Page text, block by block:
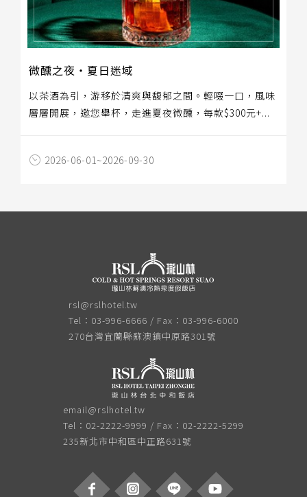
微醺之夜‧夏日迷域
以茶酒為引，游移於清爽與馥郁之間。輕啜一口，風味
層層開展，邀您舉杯，走進夏夜微醺，每款$300元+...
2026-06-01~2026-09-30
rsl@rslhotel.tw
Tel：03-996-6666 / Fax：03-996-6000
270台灣宜蘭縣蘇澳鎮中原路301號
email@rslhotel.tw
Tel：02-2222-9999 / Fax：02-2222-5299
235新北市中和區中正路631號